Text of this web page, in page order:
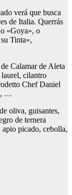
verá que busca
de Italia. Querrás
«Goya», o
Tinta»,
Calamar de Aleta
laurel, cilantro
Chef Daniel
…
oliva, guisantes,
de ternera
apio picado, cebolla,